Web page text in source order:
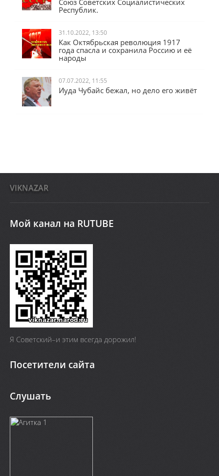
Союз Советских Социалистических
Республик.
31.10.2022, 13:50
Как Октябрьская революция 1917
года спасла и сохранила Россию и её
народы
07.07.2022, 11:55
Иуда Чубайс бежал, но дело его живёт
VIKNAZAR
Мой канал на RUTUBE
Я Cоветский–и этим всегда дорожил!
Посетители сайта
Слушать